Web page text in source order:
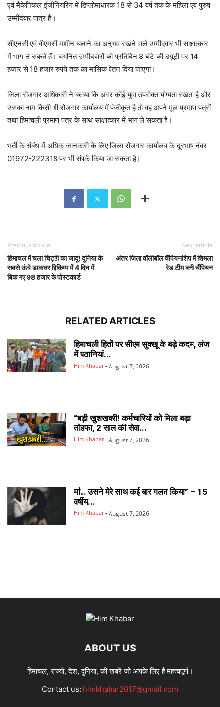
एवं मैकेनिकल इंजीनियरिंग में डिप्लोमाधारक 18 से 34 वर्ष तक के महिला एवं पुरुष
उम्मीदवार पात्र हैं।
सीएनसी एवं वीएमसी मशीन चलाने का अनुभव रखने वाले उम्मीदवार भी साक्षात्कार
में भाग ले सकते हैं। चयनित उम्मीदवारों को प्रतिदिन 8 घंटे की डयूटी पर 14
हजार से 18 हजार रुपये तक का मासिक वेतन दिया जाएगा।
जिला रोजगार अधिकारी ने बताया कि अगर कोई युवा उपरोक्त योग्यता रखता है और
उसका नाम किसी भी रोजगार कार्यालय में पंजीकृत है तो वह अपने मूल प्रमाण पत्रों
तथा हिमाचली प्रमाण पत्र के साथ साक्षात्कार में भाग ले सकता है।
भर्ती के संबंध में अधिक जानकारी के लिए जिला रोजगार कार्यालय के दूरभाष नंबर
01972-222318 पर भी संपर्क किया जा सकता है।
Previous article
हिमाचल में चला चिट्ठी का जादू! दुनिया के
सबसे ऊंचे डाकघर हिकिम्म में 4 दिन में
बिक गए 98 हजार के पोस्टकार्ड
Next article
अंतर जिला वॉलीबॉल चैंपियनशिप में शिमला
रेड टीम बनी चैंपियन
RELATED ARTICLES
हिमाचली हितों पर सीएम सुक्खू के बड़े कदम, लंज
में पठानियां...
Him Khabar - August 7, 2026
“बड़ी खुशखबरी! कर्मचारियों को मिला बड़ा
तोहफा, 2 साल की सेवा...
Him Khabar - August 7, 2026
मां… उसने मेरे साथ कई बार गलत किया” – 15
वर्षीय...
Him Khabar - August 7, 2026
ABOUT US
हिमाचल, राज्यों, देश, दुनिया, की खबरें जो आपके लिए हैं महत्वपूर्ण।
Contact us: himkhabar2017@gmail.com